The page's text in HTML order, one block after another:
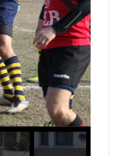
Next